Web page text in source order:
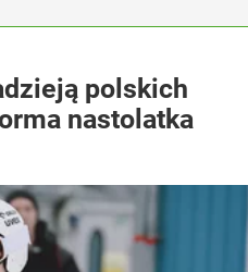
polskich
nastolatka